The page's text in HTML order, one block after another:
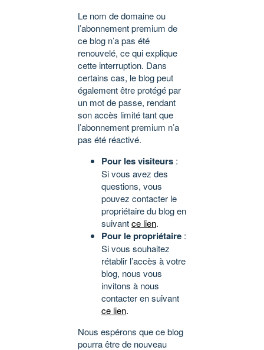
Le nom de domaine ou
l’abonnement premium de
ce blog n’a pas été
renouvelé, ce qui explique
cette interruption. Dans
certains cas, le blog peut
également être protégé par
un mot de passe, rendant
son accès limité tant que
l’abonnement premium n’a
pas été réactivé.
Pour les visiteurs :
Si vous avez des
questions, vous
pouvez contacter le
propriétaire du blog en
suivantce lien.
Pour le propriétaire :
Si vous souhaitez
rétablir l’accès à votre
blog, nous vous
invitons à nous
contacter en suivant
ce lien.
Nous espérons que ce blog
pourra être de nouveau